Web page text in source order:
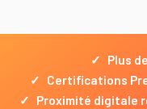
✓
Plus
✓
Certifications
✓
Proximité digitale